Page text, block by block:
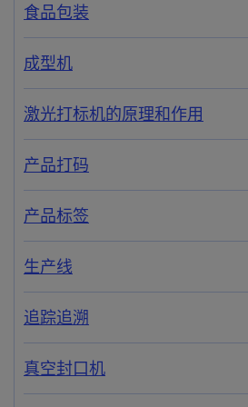
食品包装
成型机
激光打标机的原理和作用
产品打码
产品标签
生产线
追踪追溯
真空封口机